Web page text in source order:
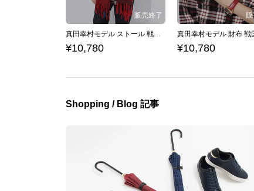
真田幸村モデル ストール 戦国BASARA
¥10,780 ¥10,780
Shopping / Blog 記事